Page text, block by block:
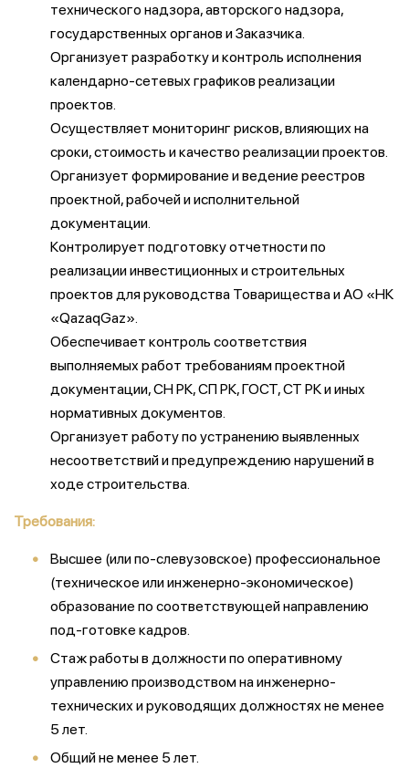
технического надзора, авторского надзора,
государственных органов и Заказчика.
Организует разработку и контроль исполнения
календарно-сетевых графиков реализации
проектов.
Осуществляет мониторинг рисков, влияющих на
сроки, стоимость и качество реализации проектов.
Организует формирование и ведение реестров
проектной, рабочей и исполнительной
документации.
Контролирует подготовку отчетности по
реализации инвестиционных и строительных
проектов для руководства Товарищества и АО «НК
«QazaqGaz».
Обеспечивает контроль соответствия
выполняемых работ требованиям проектной
документации, СН РК, СП РК, ГОСТ, СТ РК и иных
нормативных документов.
Организует работу по устранению выявленных
несоответствий и предупреждению нарушений в
ходе строительства.
Требования:
Высшее (или по-слевузовское) профессиональное
(техническое или инженерно-экономическое)
образование по соответствующей направлению
под-готовке кадров.
Стаж работы в должности по оперативному
управлению производством на инженерно-
технических и руководящих должностях не менее
5 лет.
Общий не менее 5 лет.